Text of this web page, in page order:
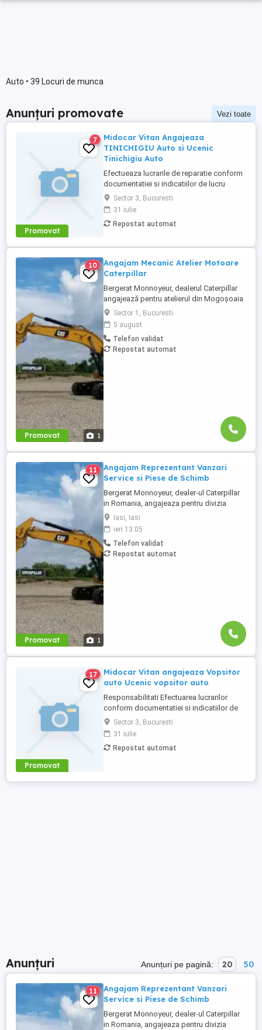
Auto • 39 Locuri de munca
Anunțuri promovate Vezi toate
Promovat
7
Midocar Vitan Angajeaza
TINICHIGIU Auto si Ucenic
Tinichigiu Auto
Efectueaza lucrarile de reparatie conform
documentatiei si indicatiilor de lucru
primite si cu respectarea timpilor de
executie si termenelor de finalizare;
Asigura si intretine curatenia in atelier,
aranjarea documentatiei, a sculelor si
Calificare tinichigiu cu ...
Sector 3, Bucuresti
31 iulie
Repostat automat
Promovat 1
10
Angajam Mecanic Atelier Motoare
Caterpillar
Bergerat Monnoyeur, dealerul Caterpillar
angajează pentru atelierul din Mogoșoaia
Mecanic Atelier. Asiguram transport pe
ruta Crevedia - Mogosoaia si Bucuresti
(Metrou Aviatorilor) - Mogosoaia. Condiții
de ocupare Studii medii tehnice
(electromecanică, mecanică ...
Sector 1, Bucuresti
5 august
Telefon validat
Repostat automat
Promovat 1
11
Angajam Reprezentant Vanzari
Service si Piese de Schimb
Bergerat Monnoyeur, dealer-ul Caterpillar
in Romania, angajeaza pentru divizia
Eneria (motoare si generatoare) -
Reprezentant Vanzari Service pentru zona
Moldova. Studii superioare finalizate în
domeniul electro-mecanic; Experiență în
vânzări tehnice de minim 3 ani, ...
Iasi, Iasi
ieri 13:05
Telefon validat
Repostat automat
Promovat
17
Midocar Vitan angajeaza Vopsitor
auto Ucenic vopsitor auto
Responsabilitati Efectuarea lucrarilor
conform documentatiei si indicatiilor de
lucru primite de la tehnician sef atelier.
Respecta timpii de executie si termenele
de finalizarea lucrarii. Cerinte Calificare
vopsitor auto. Fara experienta experienta
Sector 3, Bucuresti
31 iulie
Repostat automat
Anunțuri Anunțuri pe pagină: 20 50
11
Angajam Reprezentant Vanzari
Service si Piese de Schimb
Bergerat Monnoyeur, dealer-ul Caterpillar
in Romania, angajeaza pentru divizia